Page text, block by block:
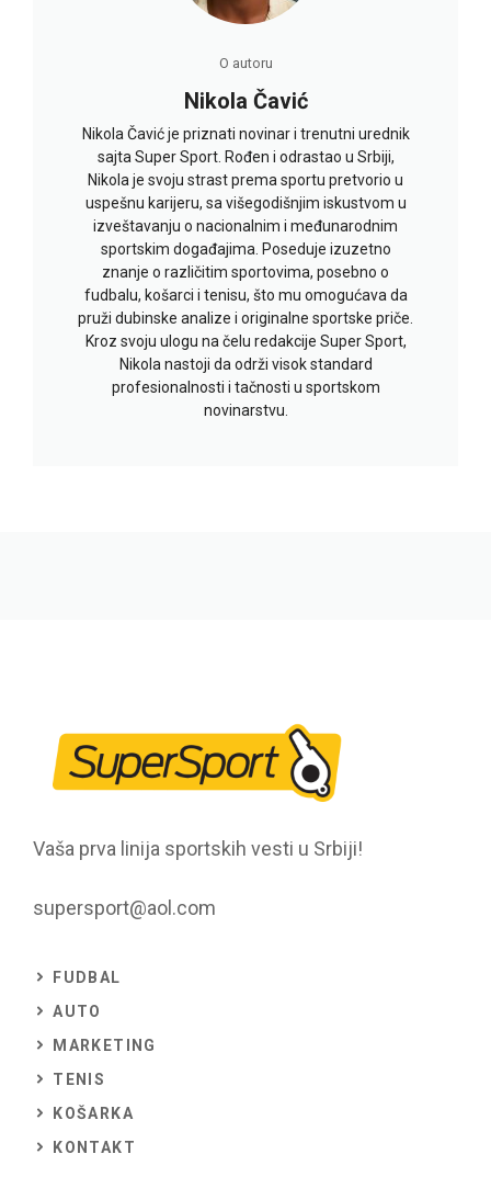
O autoru
Nikola Čavić
Nikola Čavić je priznati novinar i trenutni urednik
sajta Super Sport. Rođen i odrastao u Srbiji,
Nikola je svoju strast prema sportu pretvorio u
uspešnu karijeru, sa višegodišnjim iskustvom u
izveštavanju o nacionalnim i međunarodnim
sportskim događajima. Poseduje izuzetno
znanje o različitim sportovima, posebno o
fudbalu, košarci i tenisu, što mu omogućava da
pruži dubinske analize i originalne sportske priče.
Kroz svoju ulogu na čelu redakcije Super Sport,
Nikola nastoji da održi visok standard
profesionalnosti i tačnosti u sportskom
novinarstvu.
Vaša prva linija sportskih vesti u Srbiji!
supersport@aol.com
FUDBAL
AUTO
MARKETING
TENIS
KOŠARKA
KONTAKT